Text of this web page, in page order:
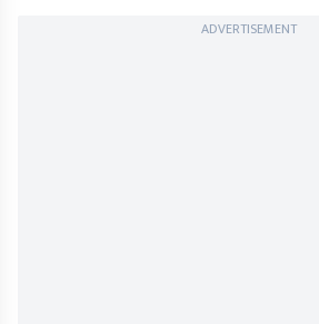
ADVERTISEMENT